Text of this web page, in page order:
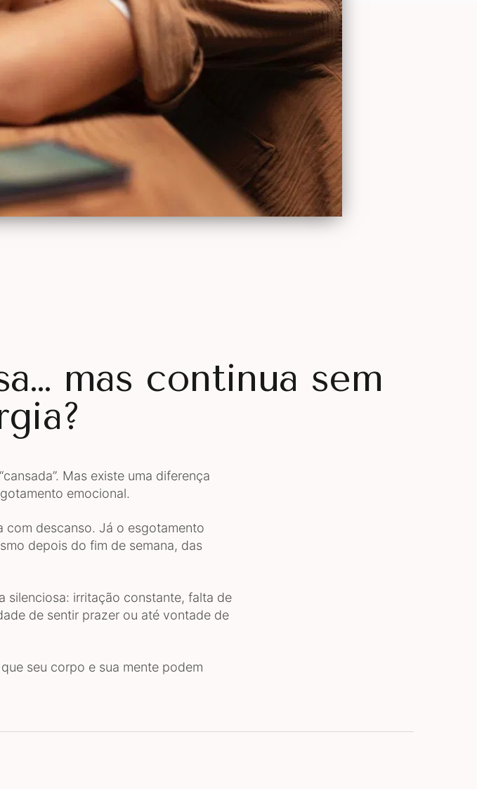
mas continua sem
Mas existe uma diferença
emocional.
com descanso. Já o esgotamento
depois do fim de semana, das
silenciosa: irritação constante, falta de
de sentir prazer ou até vontade de
seu corpo e sua mente podem